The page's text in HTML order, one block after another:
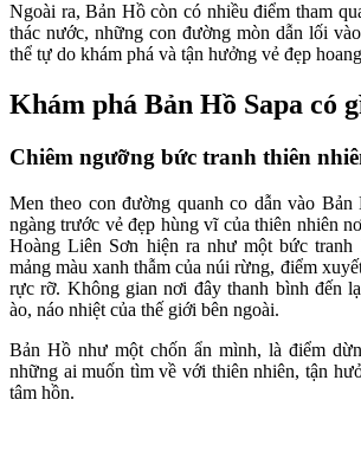
Ngoài ra, Bản Hồ còn có nhiều điểm tham
thác nước, những con đường mòn dẫn lối
thể tự do khám phá và tận hưởng vẻ đẹp
Khám phá Bản Hồ Sapa có
Chiêm ngưỡng bức tranh thiên
Men theo con đường quanh co dẫn vào Bản
ngàng trước vẻ đẹp hùng vĩ của thiên nhiên
Hoàng Liên Sơn hiện ra như một bức
mảng màu xanh thẫm của núi rừng, điểm
rực rỡ. Không gian nơi đây thanh bình đến
ào, náo nhiệt của thế giới bên ngoài.
Bản Hồ như một chốn ẩn mình, là điểm
những ai muốn tìm về với thiên nhiên, tận
tâm hồn.